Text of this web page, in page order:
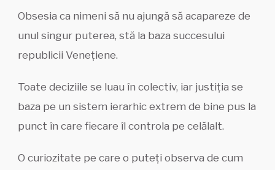
Obsesia ca nimeni să nu ajungă să acapareze de
unul singur puterea, stă la baza succesului
republicii Venețiene.
Toate deciziile se luau în colectiv, iar justiția se
baza pe un sistem ierarhic extrem de bine pus la
punct în care fiecare îl controla pe celălalt.
O curiozitate pe care o puteți observa de cum